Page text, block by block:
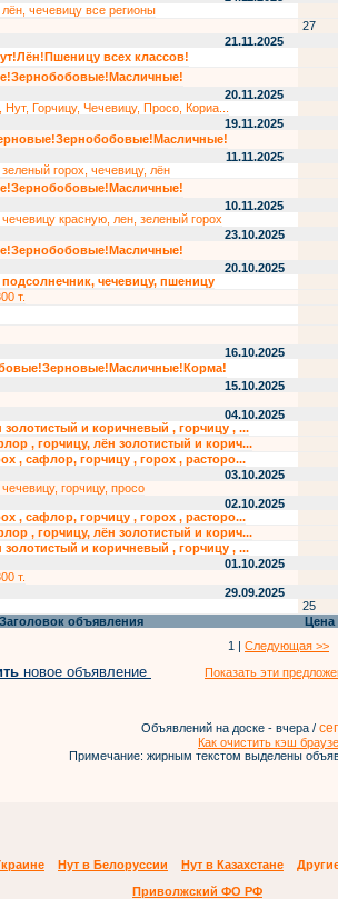
чечевицу все регионы
27
21.11.2025
всех классов!
20.11.2025
Горчицу, Чечевицу, Просо, Кориа...
19.11.2025
11.11.2025
горох, чечевицу, лён
10.11.2025
красную, лен, зеленый горох
23.10.2025
20.10.2025
чечевицу, пшеницу
т.
16.10.2025
15.10.2025
04.10.2025
золотистый и коричневый , горчицу , ...
, горчицу, лён золотистый и корич...
, сафлор, горчицу , горох , расторо...
03.10.2025
горчицу, просо
02.10.2025
, сафлор, горчицу , горох , расторо...
, горчицу, лён золотистый и корич...
золотистый и коричневый , горчицу , ...
01.10.2025
т.
29.09.2025
25
Заголовок объявления
Цена
1 | Следующая >>
новое объявление Показать эти
Объявлений на доске - вчера /
Как очистить кэш
Примечание: жирным текстом выделены
Нут в Белоруссии Нут в Казахстане
Приволжский ФО РФ